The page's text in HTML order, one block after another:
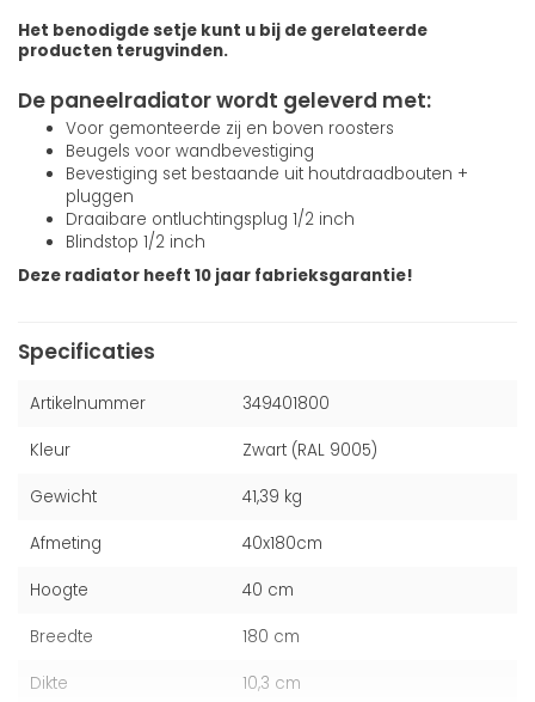
Het benodigde setje kunt u bij de gerelateerde
producten terugvinden.
De paneelradiator wordt geleverd met:
Voor gemonteerde zij en boven roosters
Beugels voor wandbevestiging
Bevestiging set bestaande uit houtdraadbouten +
pluggen
Draaibare ontluchtingsplug 1/2 inch
Blindstop 1/2 inch
Deze radiator heeft 10 jaar fabrieksgarantie!
Specificaties
Artikelnummer 349401800
Kleur Zwart (RAL 9005)
Gewicht 41,39 kg
Afmeting 40x180cm
Hoogte 40 cm
Breedte 180 cm
Dikte 10,3 cm